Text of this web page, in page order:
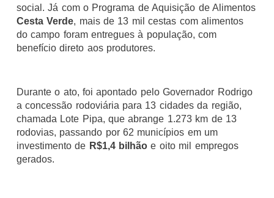
social. Já com o Programa de Aquisição de Alimentos
Cesta Verde, mais de 13 mil cestas com alimentos
do campo foram entregues à população, com
benefício direto aos produtores.
Durante o ato, foi apontado pelo Governador Rodrigo
a concessão rodoviária para 13 cidades da região,
chamada Lote Pipa, que abrange 1.273 km de 13
rodovias, passando por 62 municípios em um
investimento de R$1,4 bilhão e oito mil empregos
gerados.